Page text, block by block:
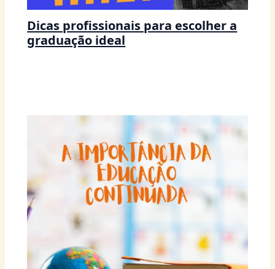
Dicas profissionais para escolher a
graduação ideal